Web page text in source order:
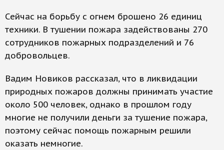
Сейчас на борьбу с огнем брошено 26 единиц
техники. В тушении пожара задействованы 270
сотрудников пожарных подразделений и 76
добровольцев.
Вадим Новиков рассказал, что в ликвидации
природных пожаров должны принимать участие
около 500 человек, однако в прошлом году
многие не получили деньги за тушение пожара,
поэтому сейчас помощь пожарным решили
оказать немногие.